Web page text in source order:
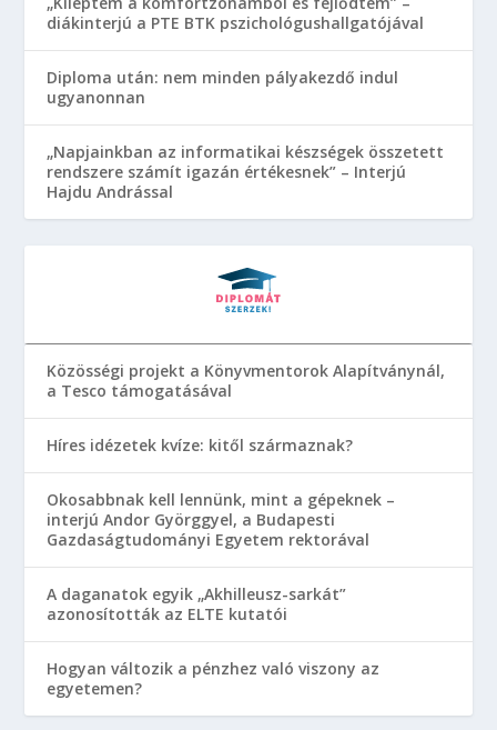
diákinterjú a PTE BTK pszichológushallgatójával
Diploma után: nem minden pályakezdő indul
ugyanonnan
„Napjainkban az informatikai készségek összetett
rendszere számít igazán értékesnek” – Interjú
Hajdu Andrással
Közösségi projekt a Könyvmentorok Alapítványnál,
a Tesco támogatásával
Híres idézetek kvíze: kitől származnak?
Okosabbnak kell lennünk, mint a gépeknek –
interjú Andor Györggyel, a Budapesti
Gazdaságtudományi Egyetem rektorával
A daganatok egyik „Akhilleusz-sarkát”
azonosították az ELTE kutatói
Hogyan változik a pénzhez való viszony az
egyetemen?